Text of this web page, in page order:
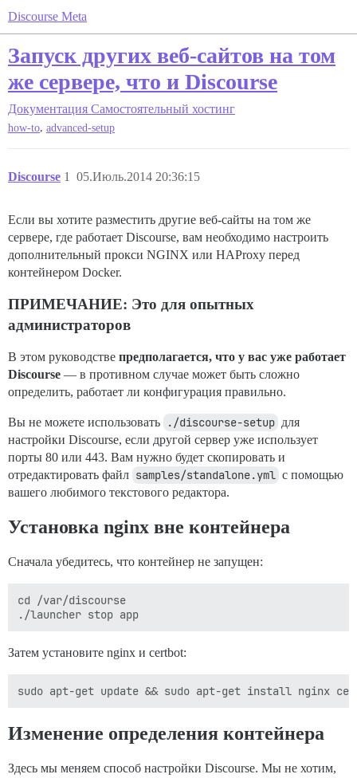
Discourse Meta
Запуск других веб-сайтов на том
же сервере, что и Discourse
Документация Самостоятельный хостинг
how-to, advanced-setup
Discourse 05.Июль.2014 20:36:15
1
Если вы хотите разместить другие веб-сайты на том же
сервере, где работает Discourse, вам необходимо настроить
дополнительный прокси NGINX или HAProxy перед
контейнером Docker.
ПРИМЕЧАНИЕ: Это для опытных
администраторов
В этом руководстве предполагается, что у вас уже работает
Discourse — в противном случае может быть сложно
определить, работает ли конфигурация правильно.
Вы не можете использовать ./discourse-setup для
настройки Discourse, если другой сервер уже использует
порты 80 или 443. Вам нужно будет скопировать и
отредактировать файл samples/standalone.yml с помощью
вашего любимого текстового редактора.
Установка nginx вне контейнера
Сначала убедитесь, что контейнер не запущен:
cd /var/discourse
Затем установите nginx и certbot:
Изменение определения контейнера
Здесь мы меняем способ настройки Discourse. Мы не хотим,